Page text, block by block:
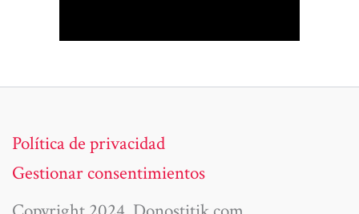
Política de privacidad
Gestionar consentimientos